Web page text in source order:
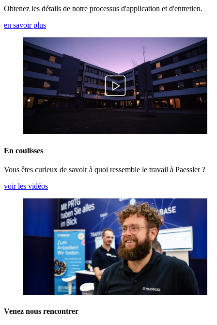
Obtenez les détails de notre processus d'application et d'entretien.
en savoir plus
En coulisses
Vous êtes curieux de savoir à quoi ressemble le travail à Paessler ?
voir les vidéos
Venez nous rencontrer